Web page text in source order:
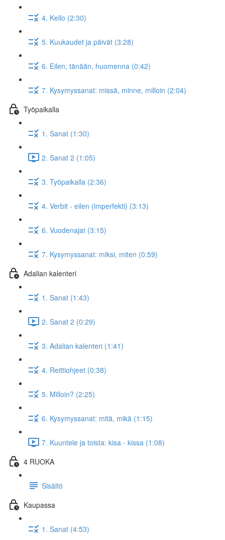
4. Kello (2:30)
5. Kuukaudet ja päivät (3:28)
6. Eilen, tänään, huomenna (0:42)
7. Kysymyssanat: missä, minne, milloin (2:04)
Työpaikalla
1. Sanat (1:30)
2. Sanat 2 (1:05)
3. Työpaikalla (2:36)
4. Verbit - eilen (imperfekti) (3:13)
6. Vuodenajat (3:15)
7. Kysymyssanat: miksi, miten (0:59)
Adalian kalenteri
1. Sanat (1:43)
2. Sanat 2 (0:29)
3. Adalian kalenteri (1:41)
4. Reittiohjeet (0:38)
5. Milloin? (2:25)
6. Kysymyssanat: mitä, mikä (1:15)
7. Kuuntele ja toista: kisa - kissa (1:08)
4 RUOKA
Sisältö
Kaupassa
1. Sanat (4:53)